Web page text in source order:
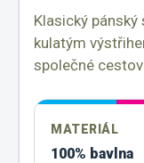
Klasický
kulatým
společné
MATERIÁL
100% bavlna